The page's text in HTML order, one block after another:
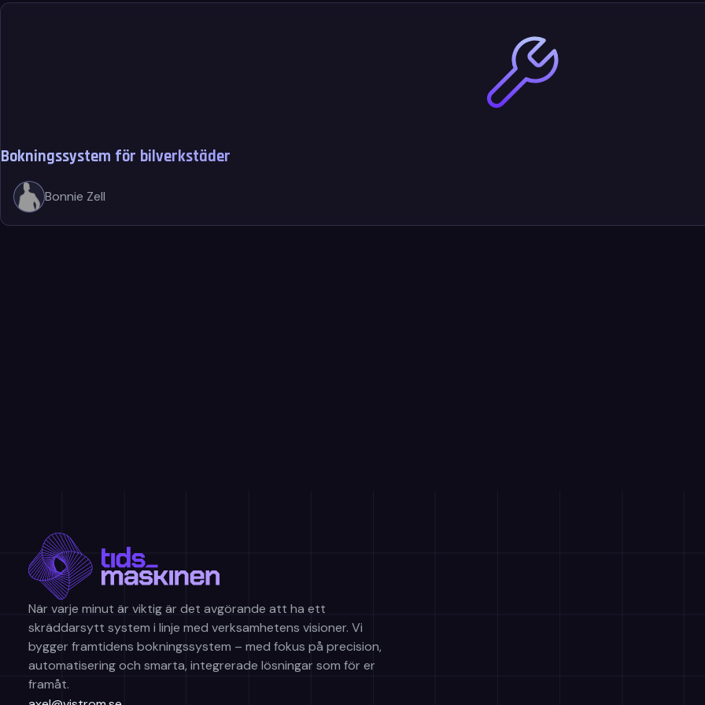
Bokningssystem för bilverkstäder
Bonnie Zell
När varje minut är viktig är det avgörande att ha ett
skräddarsytt system i linje med verksamhetens visioner. Vi
bygger framtidens bokningssystem – med fokus på precision,
automatisering och smarta, integrerade lösningar som för er
framåt.